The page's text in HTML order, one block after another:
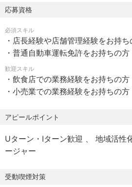
オペレーション、マネジメントスタ
並行して、当社が運営する教育研修
にて、マネジメント層として必要な
だきます。
店長として成果を上げていただいた
にとどまらず、複数店舗の統括や、
組みづくり、新ブランド立ち上げな
【働き方】
店長以上は自ら休日・勤務時間を決
また、店舗数が多く店長同士でフォ
・時間外労働：有
・勤務パターン例
- 9:00～18:00
- 11:00～20:00
- 14:00～23:00
※勤務時間帯はブランド毎に変わり
・正社員（期間の定め：無）
【給与】
・賞与：年2回＋決算賞与（※直近5
応募資格
必須スキル
・店長経験や店舗管理経験をお持ち
・普通自動車運転免許をお持ちの方
歓迎スキル
・飲食店での業務経験をお持ちの方
・小売業での業務経験をお持ちの方
アピールポイント
Uターン・Iターン歓迎 地域活性
ージャー
受動喫煙対策